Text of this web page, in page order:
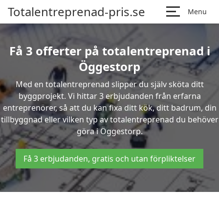
Totalentreprenad-pris.se Menu
Få 3 offerter på totalentreprenad i
Öggestorp
Med en totalentreprenad slipper du själv sköta ditt
byggprojekt. Vi hittar 3 erbjudanden från erfarna
entreprenörer, så att du kan fixa ditt kök, ditt badrum, din
tillbyggnad eller vilken typ av totalentreprenad du behöver
göra i Öggestorp.
Få 3 erbjudanden, gratis och utan förpliktelser